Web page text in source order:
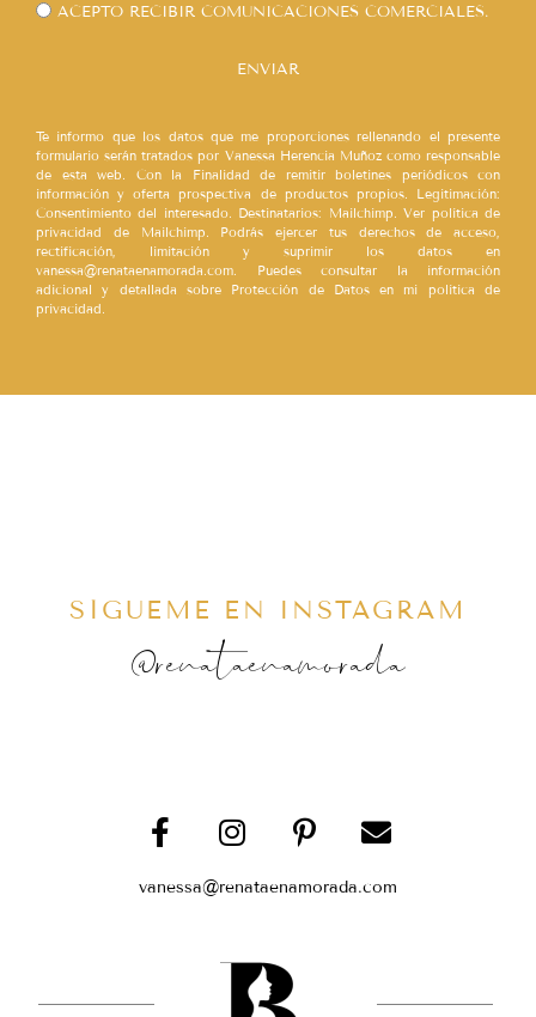
ACEPTO RECIBIR COMUNICACIONES COMERCIALES.
ENVIAR
Te informo que los datos que me proporciones rellenando el presente
formulario serán tratados por Vanessa Herencia Muñoz como responsable
de esta web. Con la Finalidad de remitir boletines periódicos con
información y oferta prospectiva de productos propios. Legitimación:
Consentimiento del interesado. Destinatarios: Mailchimp. Ver política de
privacidad de Mailchimp. Podrás ejercer tus derechos de acceso,
rectificación, limitación y suprimir los datos en
vanessa@renataenamorada.com. Puedes consultar la información
adicional y detallada sobre Protección de Datos en mi política de
privacidad.
SÍGUEME EN INSTAGRAM
@renataenamorada
vanessa@renataenamorada.com